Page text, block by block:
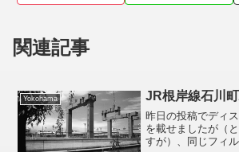
関連記事
Yokohama JR根岸線石川
昨日の投稿でディ
を載せましたが（
すが）、同じフィ